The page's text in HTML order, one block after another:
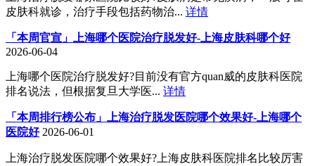
皮肤科就诊，治疗手段包括药物治... 详情
「本周官宣」上海哪个医院治疗脱发好-上海皮肤科哪个好
2026-06-04
上海哪个医院治疗脱发好?目前没有官方quan威的皮肤科医院
排名说法，但根据复旦大学医... 详情
「本周排行榜公布」上海治疗脱发医院哪个效果好-上海哪个
医院好 2026-06-01
上海治疗脱发医院哪个效果好?上海皮肤科医院排名比较厉害